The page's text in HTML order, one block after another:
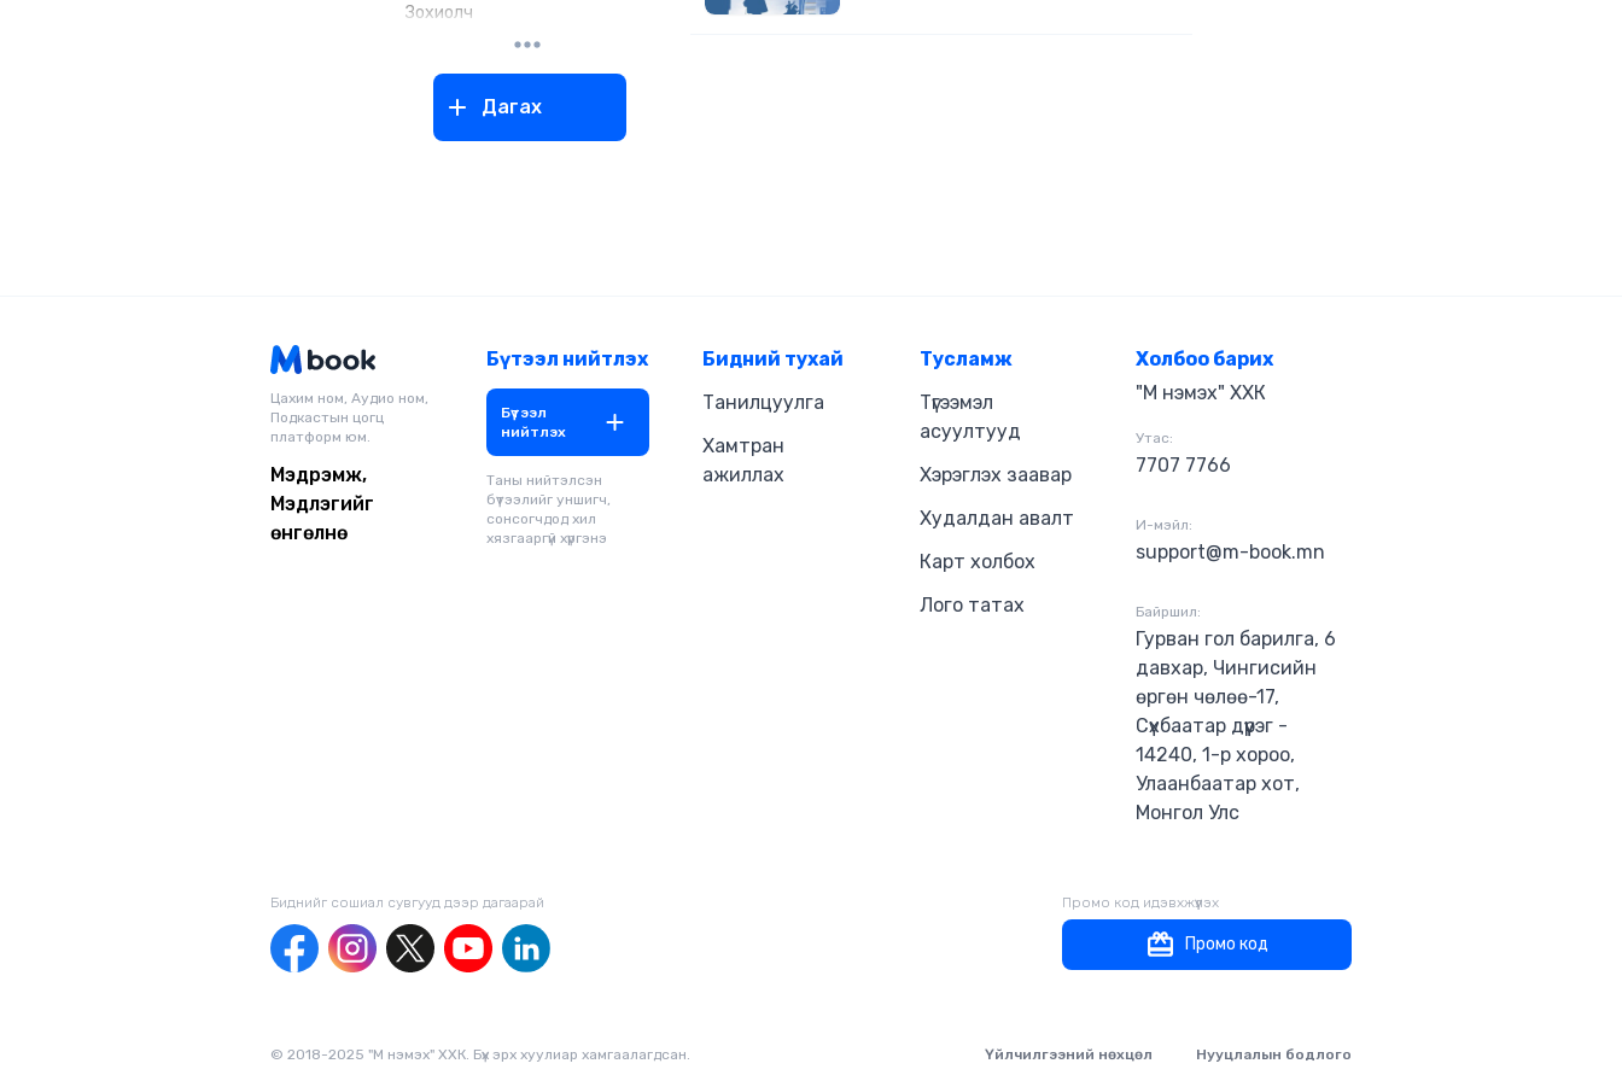
Зохиолч
Дагах
Цахим ном, Аудио ном,
Подкастын цогц
платформ юм.
Мэдрэмж,
Мэдлэгийг
өнгөлнө
Бүтээл нийтлэх
Бүтээл
нийтлэх
Таны нийтэлсэн
бүтээлийг уншигч,
сонсогчдод хил
хязгааргүй хүргэнэ
Бидний тухай
Танилцуулга
Хамтран
ажиллах
Тусламж
Түгээмэл
асуултууд
Хэрэглэх заавар
Худалдан авалт
Карт холбох
Лого татах
Холбоо барих
"М нэмэх" ХХК
Утас:
7707 7766
И-мэйл:
support@m-book.mn
Байршил:
Гурван гол барилга, 6
давхар, Чингисийн
өргөн чөлөө-17,
Сүхбаатар дүүрэг -
14240, 1-р хороо,
Улаанбаатар хот,
Монгол Улс
Биднийг сошиал сувгууд дээр дагаaрай Промо код идэвхжүүлэх
Промо код
© 2018-2025 "М нэмэх" ХХК. Бүх эрх хуулиар хамгаалагдсан. Үйлчилгээний нөхцөл Нууцлалын бодлого